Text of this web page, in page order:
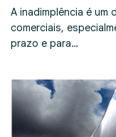
A inadimplência é
comerciais,
prazo e para…